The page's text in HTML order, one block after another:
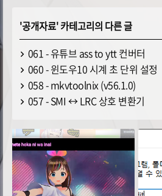
'공개자료' 카테고리의 다른 글
061 - 유튜브 ass to ytt 컨버터
060 - 윈도우10 시계 초 단위 설정
058 - mkvtoolnix (v56.1.0)
057 - SMI ↔ LRC 상호 변환기